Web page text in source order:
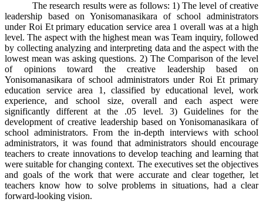
The research results were as follows: 1) The level of creative
leadership based on Yonisomanasikara of school administrators
under Roi Et primary education service area 1 overall was at a high
level. The aspect with the highest mean was Team inquiry, followed
by collecting analyzing and interpreting data and the aspect with the
lowest mean was asking questions. 2) The Comparison of the level
of opinions toward the creative leadership based on
Yonisomanasikara of school administrators under Roi Et primary
education service area 1, classified by educational level, work
experience, and school size, overall and each aspect were
significantly different at the .05 level. 3) Guidelines for the
development of creative leadership based on Yonisomanasikara of
school administrators. From the in-depth interviews with school
administrators, it was found that administrators should encourage
teachers to create innovations to develop teaching and learning that
were suitable for changing context. The executives set the objectives
and goals of the work that were accurate and clear together, let
teachers know how to solve problems in situations, had a clear
forward-looking vision.